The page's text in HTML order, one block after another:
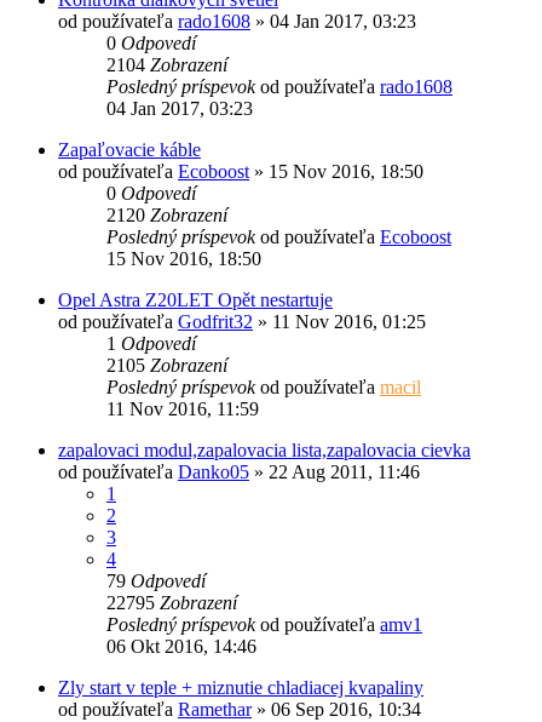
od používateľa rado1608 » 04 Jan 2017, 03:23
0 Odpovedí
2104 Zobrazení
Posledný príspevokod používateľa rado1608
04 Jan 2017, 03:23
Zapaľovacie káble
od používateľa Ecoboost » 15 Nov 2016, 18:50
0 Odpovedí
2120 Zobrazení
Posledný príspevokod používateľa Ecoboost
15 Nov 2016, 18:50
Opel Astra Z20LET Opět nestartuje
od používateľa Godfrit32 » 11 Nov 2016, 01:25
1 Odpovedí
2105 Zobrazení
Posledný príspevokod používateľa macil
11 Nov 2016, 11:59
zapalovaci modul,zapalovacia lista,zapalovacia cievka
od používateľa Danko05 » 22 Aug 2011, 11:46
1
2
3
4
79 Odpovedí
22795 Zobrazení
Posledný príspevokod používateľa amv1
06 Okt 2016, 14:46
Zly start v teple + miznutie chladiacej kvapaliny
od používateľa Ramethar» 06 Sep 2016, 10:34